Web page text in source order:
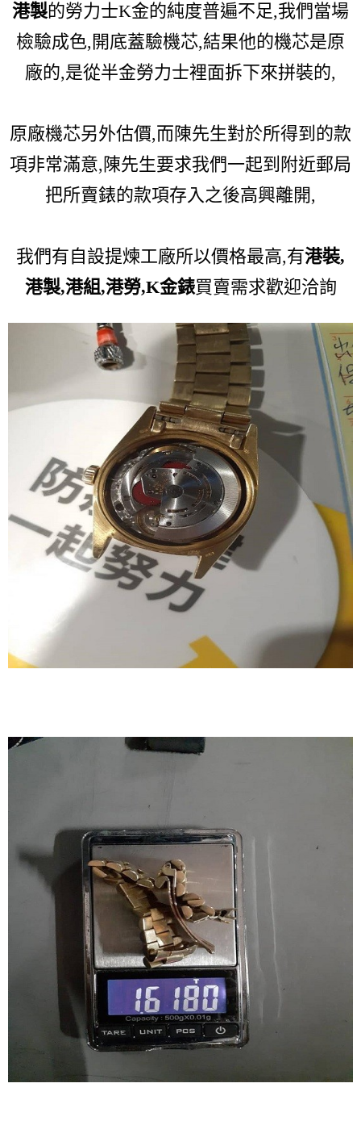
港製的勞力士K金的純度普遍不足,我們當場
檢驗成色,開底蓋驗機芯,結果他的機芯是原
廠的,是從半金勞力士裡面拆下來拼裝的,
原廠機芯另外估價,而陳先生對於所得到的款
項非常滿意,陳先生要求我們一起到附近郵局
把所賣錶的款項存入之後高興離開,
我們有自設提煉工廠所以價格最高,有港裝,
港製,港組,港勞,K金錶買賣需求歡迎洽詢